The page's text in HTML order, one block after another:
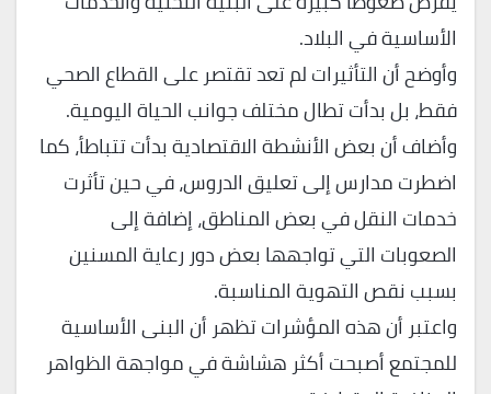
الأساسية في البلاد.
وأوضح أن التأثيرات لم تعد تقتصر على القطاع الصحي
فقط، بل بدأت تطال مختلف جوانب الحياة اليومية.
وأضاف أن بعض الأنشطة الاقتصادية بدأت تتباطأ، كما
اضطرت مدارس إلى تعليق الدروس، في حين تأثرت
خدمات النقل في بعض المناطق، إضافة إلى
الصعوبات التي تواجهها بعض دور رعاية المسنين
بسبب نقص التهوية المناسبة.
واعتبر أن هذه المؤشرات تظهر أن البنى الأساسية
للمجتمع أصبحت أكثر هشاشة في مواجهة الظواهر